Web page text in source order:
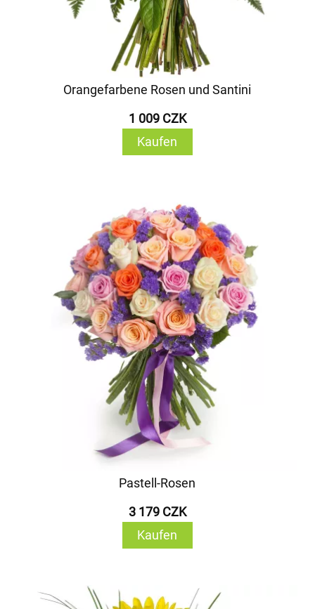
Orangefarbene Rosen und Santini
1 009 CZK
Kaufen
Pastell-Rosen
3 179 CZK
Kaufen